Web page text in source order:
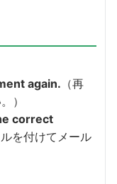
again. （再
）
correct
を付けてメール